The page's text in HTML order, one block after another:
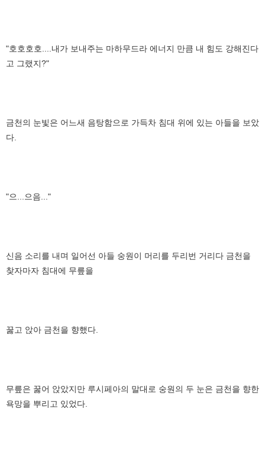
"호호호호....내가 보내주는 마하무드라 에너지 만큼 내 힘도 강해진다
고 그랬지?"
금천의 눈빛은 어느새 음탕함으로 가득차 침대 위에 있는 아들을 보았
다.
"으...으음..."
신음 소리를 내며 일어선 아들 숭원이 머리를 두리번 거리다 금천을
찾자마자 침대에 무릎을
꿇고 앉아 금천을 향했다.
무릎은 꿇어 앉았지만 루시페아의 말대로 숭원의 두 눈은 금천을 향한
욕망을 뿌리고 있었다.